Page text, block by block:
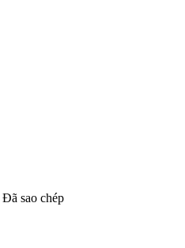
Đã sao chép